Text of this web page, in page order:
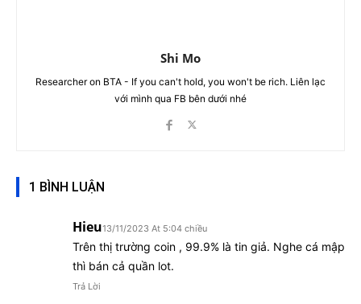
Shi Mo
Researcher on BTA - If you can't hold, you won't be rich. Liên lạc
với mình qua FB bên dưới nhé
1 BÌNH LUẬN
Hieu13/11/2023 At 5:04 chiều
Trên thị trường coin , 99.9% là tin giả. Nghe cá mập
thì bán cả quần lot.
Trả Lời